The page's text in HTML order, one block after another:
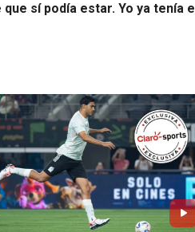
sí podía estar. Yo ya tenía el